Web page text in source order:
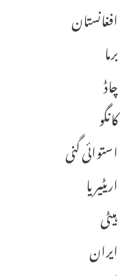
افغانستان
برما
چاڈ
کانگو
استوائی گنی
اریٹیریا
ہیٹی
ایران